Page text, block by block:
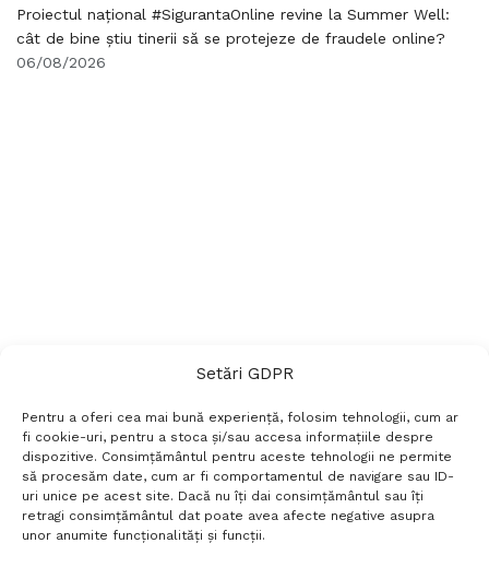
Setări GDPR
Pentru a oferi cea mai bună experiență, folosim tehnologii, cum ar
fi cookie-uri, pentru a stoca și/sau accesa informațiile despre
dispozitive. Consimțământul pentru aceste tehnologii ne permite
să procesăm date, cum ar fi comportamentul de navigare sau ID-
uri unice pe acest site. Dacă nu îți dai consimțământul sau îți
retragi consimțământul dat poate avea afecte negative asupra
unor anumite funcționalități și funcții.
Proiectul național #SigurantaOnline revine la Summer Well:
cât de bine știu tinerii să se protejeze de fraudele online?
06/08/2026
Termeni si conditii
Politică de confidențialitate
Politica cookies
Setări GDPR